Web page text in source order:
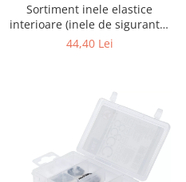
Sortiment inele elastice
interioare (inele de siguranta)
| o 3 - 32 mm | 300 piese
44,40 Lei